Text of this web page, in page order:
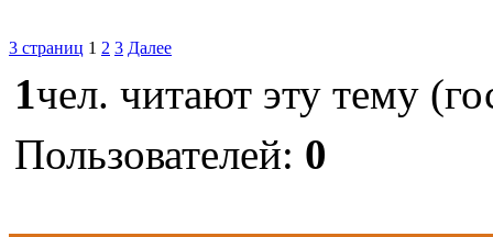
3 страниц 1 2 3 Далее
1чел. читают эту тему
Пользователей: 0